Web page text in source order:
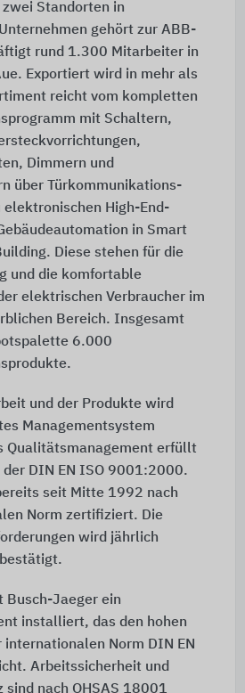
Standorten in
gehört zur ABB-
rund 1.300 Mitarbeiter in
Exportiert wird in mehr als
reicht vom kompletten
mit Schaltern,
Dimmern und
über Türkommunikations-
elektronischen High-End-
in Smart
Diese stehen für die
und die komfortable
elektrischen Verbraucher im
Bereich. Insgesamt
6.000
und der Produkte wird
Managementsystem
Qualitätsmanagement erfüllt
DIN EN ISO 9001:2000.
seit Mitte 1992 nach
Norm zertifiziert. Die
wird jährlich
Busch-Jaeger ein
installiert, das den hohen
internationalen Norm DIN EN
Arbeitssicherheit und
sind nach OHSAS 18001